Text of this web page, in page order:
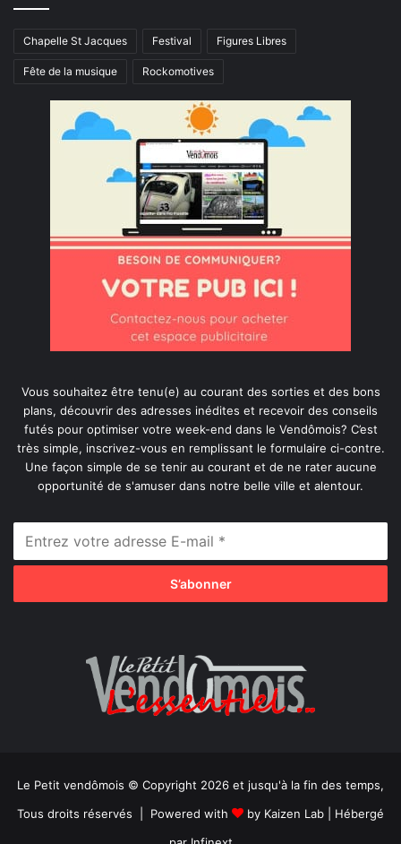
Chapelle St Jacques Festival Figures Libres
Fête de la musique Rockomotives
Vous souhaitez être tenu(e) au courant des sorties et des bons
plans, découvrir des adresses inédites et recevoir des conseils
futés pour optimiser votre week-end dans le Vendômois? C’est
très simple, inscrivez-vous en remplissant le formulaire ci-contre.
Une façon simple de se tenir au courant et de ne rater aucune
opportunité de s'amuser dans notre belle ville et alentour.
Le Petit vendômois © Copyright 2026 et jusqu'à la fin des temps,
Tous droits réservés | Powered with
by Kaizen Lab | Hébergé